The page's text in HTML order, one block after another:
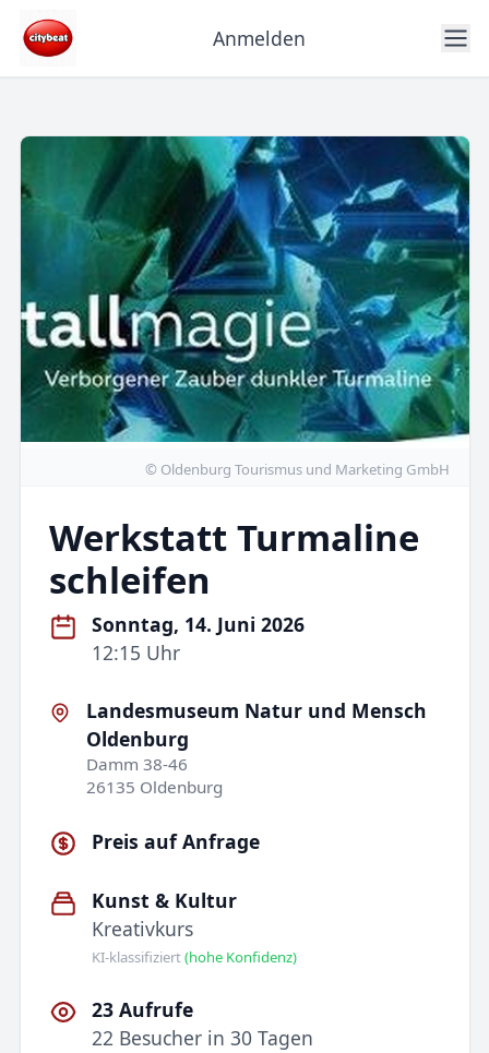
Anmelden
© Oldenburg Tourismus und Marketing GmbH
Werkstatt Turmaline
schleifen
Sonntag, 14. Juni 2026
12:15 Uhr
Landesmuseum Natur und Mensch
Oldenburg
Damm 38-46
26135 Oldenburg
Preis auf Anfrage
Kunst & Kultur
Kreativkurs
KI-klassifiziert(hohe Konfidenz)
23 Aufrufe
22 Besucher in 30 Tagen